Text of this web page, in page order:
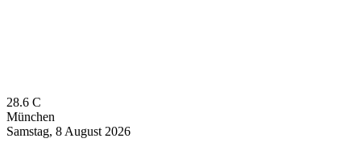
28.6 C
München
Samstag, 8 August 2026